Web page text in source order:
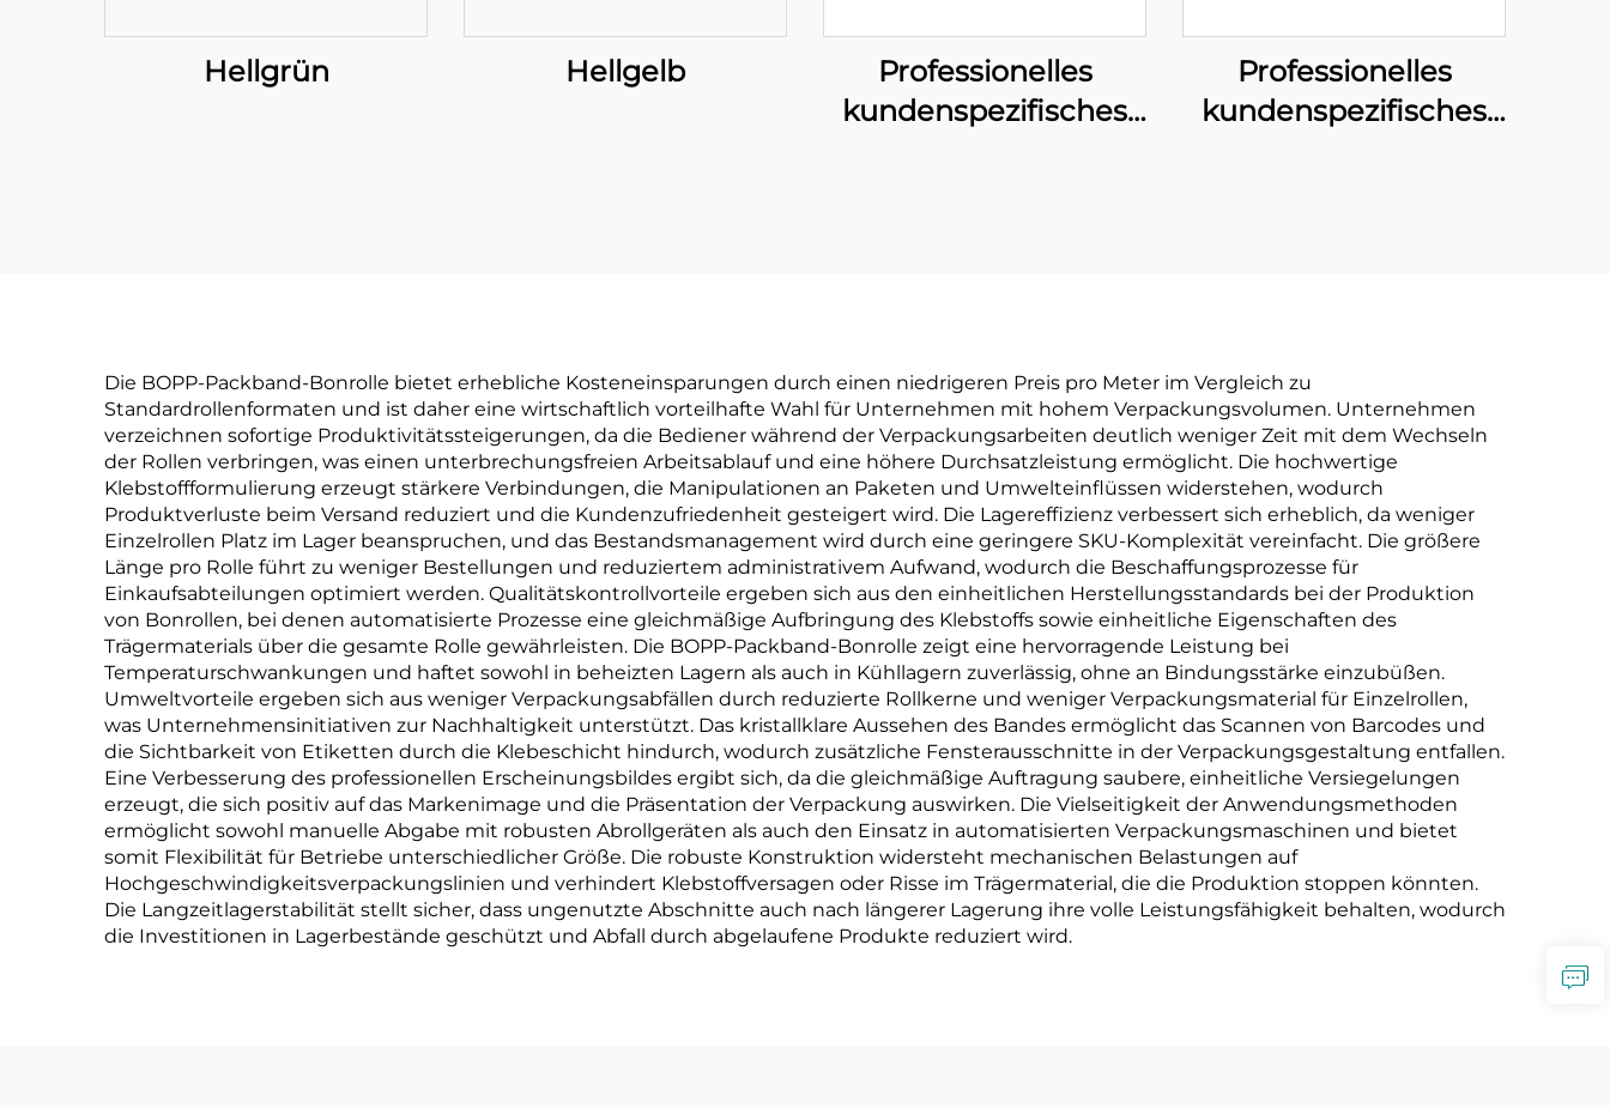
Hellgrün Hellgelb
Professionelles
kundenspezifisches
Professionelles
kundenspezifisches
Die BOPP-Packband-Bonrolle bietet erhebliche Kosteneinsparungen durch einen niedrigeren Preis pro Meter im Vergleich zu
Standardrollenformaten und ist daher eine wirtschaftlich vorteilhafte Wahl für Unternehmen mit hohem Verpackungsvolumen. Unternehmen
verzeichnen sofortige Produktivitätssteigerungen, da die Bediener während der Verpackungsarbeiten deutlich weniger Zeit mit dem Wechseln
der Rollen verbringen, was einen unterbrechungsfreien Arbeitsablauf und eine höhere Durchsatzleistung ermöglicht. Die hochwertige
Klebstoffformulierung erzeugt stärkere Verbindungen, die Manipulationen an Paketen und Umwelteinflüssen widerstehen, wodurch
Produktverluste beim Versand reduziert und die Kundenzufriedenheit gesteigert wird. Die Lagereffizienz verbessert sich erheblich, da weniger
Einzelrollen Platz im Lager beanspruchen, und das Bestandsmanagement wird durch eine geringere SKU-Komplexität vereinfacht. Die größere
Länge pro Rolle führt zu weniger Bestellungen und reduziertem administrativem Aufwand, wodurch die Beschaffungsprozesse für
Einkaufsabteilungen optimiert werden. Qualitätskontrollvorteile ergeben sich aus den einheitlichen Herstellungsstandards bei der Produktion
von Bonrollen, bei denen automatisierte Prozesse eine gleichmäßige Aufbringung des Klebstoffs sowie einheitliche Eigenschaften des
Trägermaterials über die gesamte Rolle gewährleisten. Die BOPP-Packband-Bonrolle zeigt eine hervorragende Leistung bei
Temperaturschwankungen und haftet sowohl in beheizten Lagern als auch in Kühllagern zuverlässig, ohne an Bindungsstärke einzubüßen.
Umweltvorteile ergeben sich aus weniger Verpackungsabfällen durch reduzierte Rollkerne und weniger Verpackungsmaterial für Einzelrollen,
was Unternehmensinitiativen zur Nachhaltigkeit unterstützt. Das kristallklare Aussehen des Bandes ermöglicht das Scannen von Barcodes und
die Sichtbarkeit von Etiketten durch die Klebeschicht hindurch, wodurch zusätzliche Fensterausschnitte in der Verpackungsgestaltung entfallen.
Eine Verbesserung des professionellen Erscheinungsbildes ergibt sich, da die gleichmäßige Auftragung saubere, einheitliche Versiegelungen
erzeugt, die sich positiv auf das Markenimage und die Präsentation der Verpackung auswirken. Die Vielseitigkeit der Anwendungsmethoden
ermöglicht sowohl manuelle Abgabe mit robusten Abrollgeräten als auch den Einsatz in automatisierten Verpackungsmaschinen und bietet
somit Flexibilität für Betriebe unterschiedlicher Größe. Die robuste Konstruktion widersteht mechanischen Belastungen auf
Hochgeschwindigkeitsverpackungslinien und verhindert Klebstoffversagen oder Risse im Trägermaterial, die die Produktion stoppen könnten.
Die Langzeitlagerstabilität stellt sicher, dass ungenutzte Abschnitte auch nach längerer Lagerung ihre volle Leistungsfähigkeit behalten, wodurch
die Investitionen in Lagerbestände geschützt und Abfall durch abgelaufene Produkte reduziert wird.